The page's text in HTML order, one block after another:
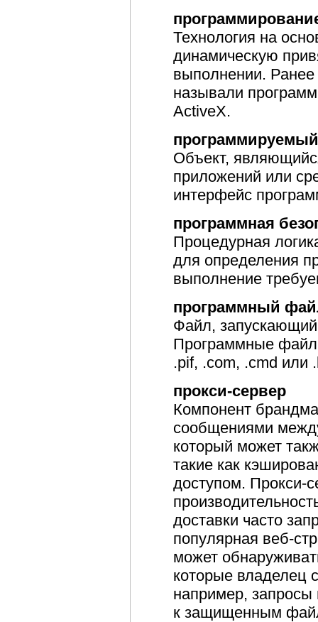
Технология на
динамическую
выполнении.
называли
ActiveX.
Объект,
приложений или
интерфейс
программная
Процедурная
для определения
выполнение
программный
Файл,
Программные
.pif, .com, .cmd или
прокси-сервер
Компонент
сообщениями
который может
такие как
доступом. Прокси-
доставки часто
популярная веб-
может
которые владелец
например, запросы
к защищенным